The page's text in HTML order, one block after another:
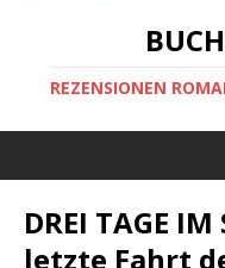
REZENSIONEN
DREI TAGE IM
letzte Fahrt